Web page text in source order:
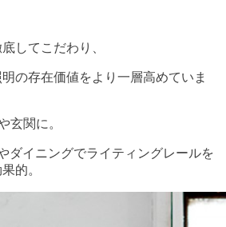
してこだわり、
の存在価値をより一層高めていま
玄関に。
ダイニングでライティングレールを
的。